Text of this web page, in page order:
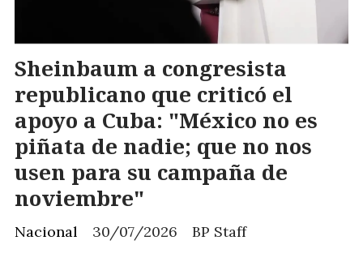
Sheinbaum a congresista
republicano que criticó el
apoyo a Cuba: "México no es
piñata de nadie; que no nos
usen para su campaña de
noviembre"
BP Staff
Nacional 30/07/2026